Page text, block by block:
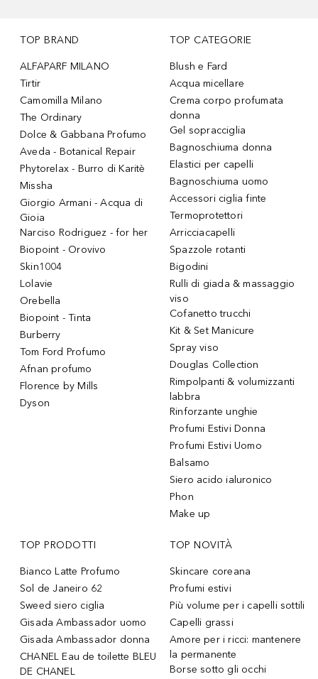
TOP BRAND
ALFAPARF MILANO
Tirtir
Camomilla Milano
The Ordinary
Dolce & Gabbana Profumo
Aveda - Botanical Repair
Phytorelax - Burro di Karitè
Missha
Giorgio Armani - Acqua di
Gioia
Narciso Rodriguez - for her
Biopoint - Orovivo
Skin1004
Lolavie
Orebella
Biopoint - Tinta
Burberry
Tom Ford Profumo
Afnan profumo
Florence by Mills
Dyson
TOP CATEGORIE
Blush e Fard
Acqua micellare
Crema corpo profumata
donna
Gel sopracciglia
Bagnoschiuma donna
Elastici per capelli
Bagnoschiuma uomo
Accessori ciglia finte
Termoprotettori
Arricciacapelli
Spazzole rotanti
Bigodini
Rulli di giada & massaggio
viso
Cofanetto trucchi
Kit & Set Manicure
Spray viso
Douglas Collection
Rimpolpanti & volumizzanti
labbra
Rinforzante unghie
Profumi Estivi Donna
Profumi Estivi Uomo
Balsamo
Siero acido ialuronico
Phon
Make up
TOP PRODOTTI
Bianco Latte Profumo
Sol de Janeiro 62
Sweed siero ciglia
Gisada Ambassador uomo
Gisada Ambassador donna
CHANEL Eau de toilette BLEU
DE CHANEL
TOP NOVITÀ
Skincare coreana
Profumi estivi
Più volume per i capelli sottili
Capelli grassi
Amore per i ricci: mantenere
la permanente
Borse sotto gli occhi